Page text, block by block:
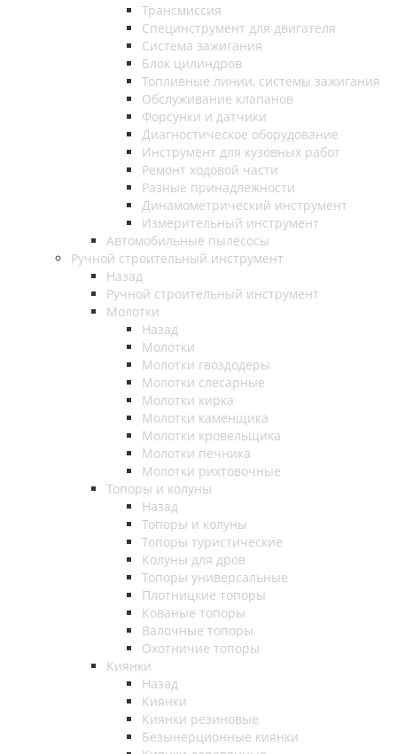
Трансмиссия
Специнструмент для двигателя
Система зажигания
Блок цилиндров
Топливные линии, системы зажигания
Обслуживание клапанов
Форсунки и датчики
Диагностическое оборудование
Инструмент для кузовных работ
Ремонт ходовой части
Разные принадлежности
Динамометрический инструмент
Измерительный инструмент
Автомобильные пылесосы
Ручной строительный инструмент
Назад
Ручной строительный инструмент
Молотки
Назад
Молотки
Молотки гвоздодеры
Молотки слесарные
Молотки кирка
Молотки каменщика
Молотки кровельщика
Молотки печника
Молотки рихтовочные
Топоры и колуны
Назад
Топоры и колуны
Топоры туристические
Колуны для дров
Топоры универсальные
Плотницкие топоры
Кованые топоры
Валочные топоры
Охотничие топоры
Киянки
Назад
Киянки
Киянки резиновые
Безынерционные киянки